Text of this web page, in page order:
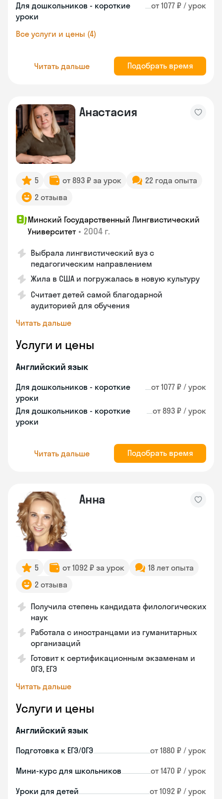
Для дошкольников - короткие
уроки
от 1077 ₽ / урок
Все услуги и цены (4)
Читать дальше Подобрать время
Анастасия
5 от 893 ₽ за урок
22 года опыта
2 отзыва
Минский Государственный Лингвистический
Университет • 2004 г.
Выбрала лингвистический вуз с
педагогическим направлением
Жила в США и погружалась в новую культуру
Считает детей самой благодарной
аудиторией для обучения
Читать дальше
Услуги и цены
Английский язык
Для дошкольников - короткие
уроки
от 1077 ₽ / урок
Для дошкольников - короткие
уроки
от 893 ₽ / урок
Читать дальше Подобрать время
Анна
5 от 1092 ₽ за урок
18 лет опыта
2 отзыва
Получила степень кандидата филологических
наук
Работала с иностранцами из гуманитарных
организаций
Готовит к сертификационным экзаменам и
ОГЭ, ЕГЭ
Читать дальше
Услуги и цены
Английский язык
Подготовка к ЕГЭ/ОГЭ от 1880 ₽ / урок
Мини-курс для школьников от 1470 ₽ / урок
Уроки для детей от 1092 ₽ / урок